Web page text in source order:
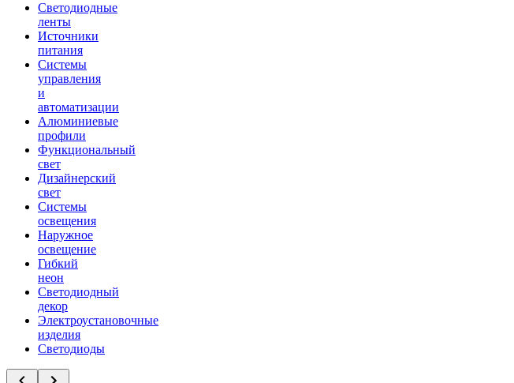
Светодиодные
ленты
Источники
питания
Системы
управления
и
автоматизации
Алюминиевые
профили
Функциональный
свет
Дизайнерский
свет
Системы
освещения
Наружное
освещение
Гибкий
неон
Светодиодный
декор
Электроустановочные
изделия
Светодиоды